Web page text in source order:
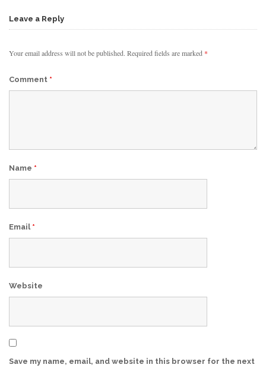
Leave a Reply
Your email address will not be published. Required fields are marked *
Comment *
Name *
Email *
Website
Save my name, email, and website in this browser for the next